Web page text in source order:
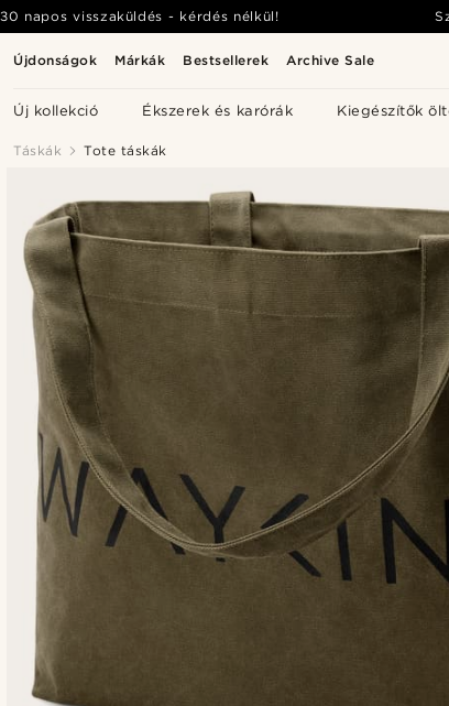
Újdonságok Márkák Bestsellerek Archive Sale
Új kollekció Ékszerek és karórák Kiegészítők
30 napos visszaküldés - kérdés nélkül!
Táskák Tote táskák